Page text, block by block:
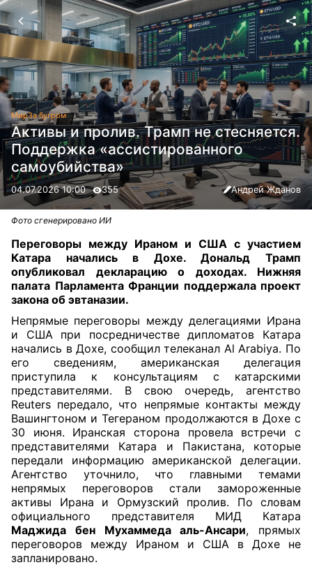
МирЗа бугром
Активы и пролив. Трамп не стесняется.
Поддержка «ассистированного
самоубийства»
04.07.2026 10:00 355 Андрей Жданов
Фото сгенерировано ИИ
Переговоры между Ираном и США с участием
Катара начались в Дохе. Дональд Трамп
опубликовал декларацию о доходах. Нижняя
палата Парламента Франции поддержала проект
закона об эвтаназии.
Непрямые переговоры между делегациями Ирана
и США при посредничестве дипломатов Катара
начались в Дохе, сообщил телеканал Al Arabiya. По
его сведениям, американская делегация
приступила к консультациям с катарскими
представителями. В свою очередь, агентство
Reuters передало, что непрямые контакты между
Вашингтоном и Тегераном продолжаются в Дохе с
30 июня. Иранская сторона провела встречи с
представителями Катара и Пакистана, которые
передали информацию американской делегации.
Агентство уточнило, что главными темами
непрямых переговоров стали замороженные
активы Ирана и Ормузский пролив. По словам
официального представителя МИД Катара
Маджида бен Мухаммеда аль-Ансари, прямых
переговоров между Ираном и США в Дохе не
запланировано.